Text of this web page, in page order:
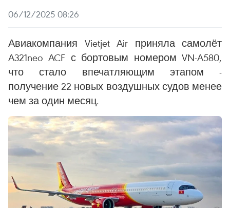
06/12/2025 08:26
Авиакомпания Vietjet Air приняла самолёт
A321neo ACF с бортовым номером VN-A580,
что стало впечатляющим этапом -
получение 22 новых воздушных судов менее
чем за один месяц.